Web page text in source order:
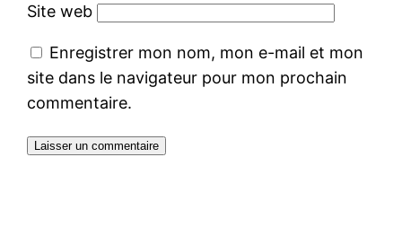
Site web
Enregistrer mon nom, mon e-mail et mon
site dans le navigateur pour mon prochain
commentaire.